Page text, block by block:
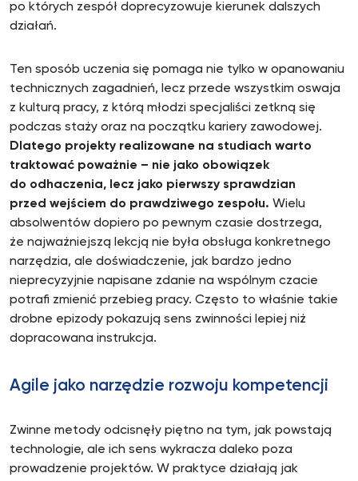
po których zespół doprecyzowuje kierunek dalszych
działań.
Ten sposób uczenia się pomaga nie tylko w opanowaniu
technicznych zagadnień, lecz przede wszystkim oswaja
z kulturą pracy, z którą młodzi specjaliści zetkną się
podczas staży oraz na początku kariery zawodowej.
Dlatego projekty realizowane na studiach warto
traktować poważnie – nie jako obowiązek
do odhaczenia, lecz jako pierwszy sprawdzian
przed wejściem do prawdziwego zespołu. Wielu
absolwentów dopiero po pewnym czasie dostrzega,
że najważniejszą lekcją nie była obsługa konkretnego
narzędzia, ale doświadczenie, jak bardzo jedno
nieprecyzyjnie napisane zdanie na wspólnym czacie
potrafi zmienić przebieg pracy. Często to właśnie takie
drobne epizody pokazują sens zwinności lepiej niż
dopracowana instrukcja.
Agile jako narzędzie rozwoju kompetencji
Zwinne metody odcisnęły piętno na tym, jak powstają
technologie, ale ich sens wykracza daleko poza
prowadzenie projektów. W praktyce działają jak